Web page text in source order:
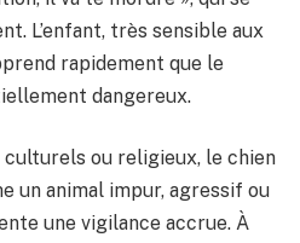
L’enfant, très sensible aux
rapidement que le
dangereux.
ou religieux, le chien
un animal impur, agressif ou
une vigilance accrue. À